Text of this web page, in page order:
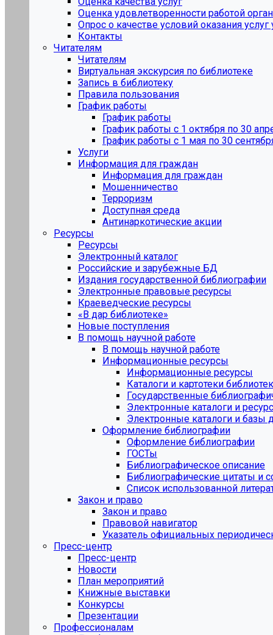
Оценка удовлетворенности работой
Опрос о качестве условий оказания
Контакты
Читателям
Читателям
Виртуальная экскурсия по библиотеке
Запись в библиотеку
Правила пользования
График работы
График работы
График работы с 1 октября по 30
График работы с 1 мая по 30
Услуги
Информация для граждан
Информация для граждан
Мошенничество
Терроризм
Доступная среда
Антинаркотические акции
Ресурсы
Ресурсы
Электронный каталог
Российские и зарубежные БД
Издания государственной библиографии
Электронные правовые ресурсы
Краеведческие ресурсы
«В дар библиотеке»
Новые поступления
В помощь научной работе
В помощь научной работе
Информационные ресурсы
Информационные ресурсы
Каталоги и картотеки
Государственные
Электронные каталоги и
Электронные каталоги и
Оформление библиографии
Оформление библиографии
ГОСТы
Библиографическое описание
Библиографические цитаты и
Список использованной
Закон и право
Закон и право
Правовой навигатор
Указатель официальных
Пресс-центр
Пресс-центр
Новости
План мероприятий
Книжные выставки
Конкурсы
Презентации
Профессионалам